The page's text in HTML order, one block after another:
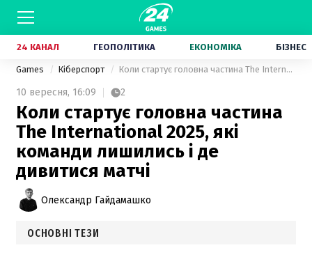
24 КАНАЛ ГЕОПОЛІТИКА ЕКОНОМІКА БІЗНЕС
Games Кіберспорт Коли стартує головна частина The International 2025, які команди лишились і де дивитися матчі
10 вересня, 16:09 2
Коли стартує головна частина
The International 2025, які
команди лишились і де
дивитися матчі
Олександр Гайдамашко
ОСНОВНІ ТЕЗИ